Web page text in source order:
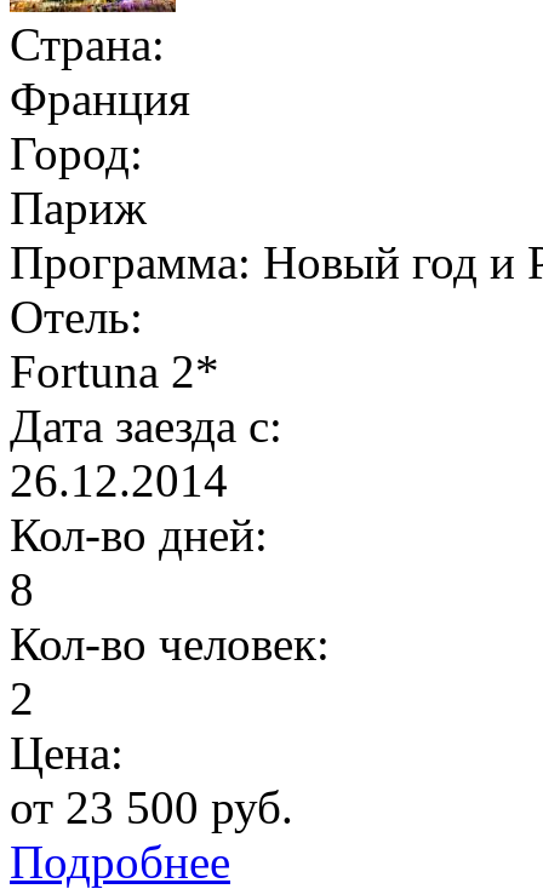
Страна:
Франция
Город:
Париж
Программа: Новый год и
Отель:
Fortuna 2*
Дата заезда с:
26.12.2014
Кол-во дней:
8
Кол-во человек:
2
Цена:
от 23 500 руб.
Подробнее